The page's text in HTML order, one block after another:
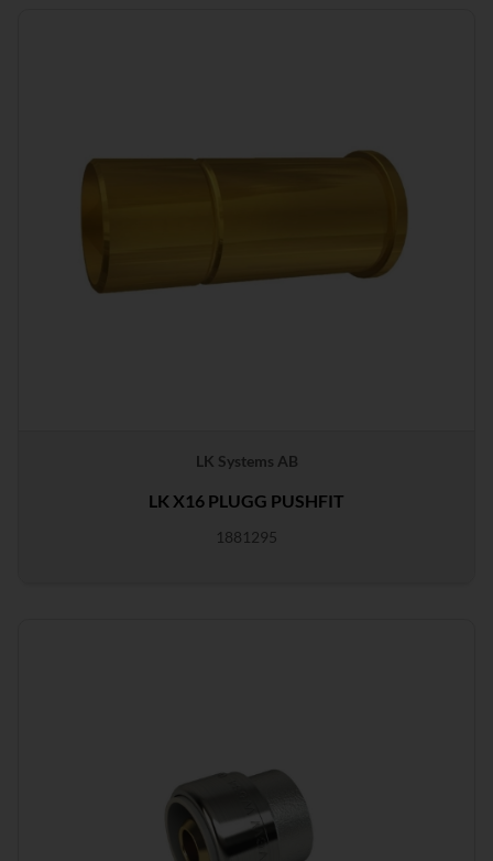
LK Systems AB
LK X16 PLUGG PUSHFIT
1881295